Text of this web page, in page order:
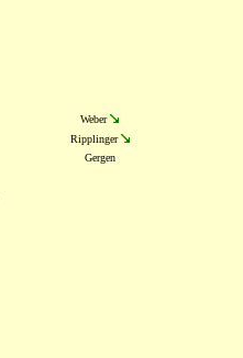
Weber
Ripplinger
Gergen